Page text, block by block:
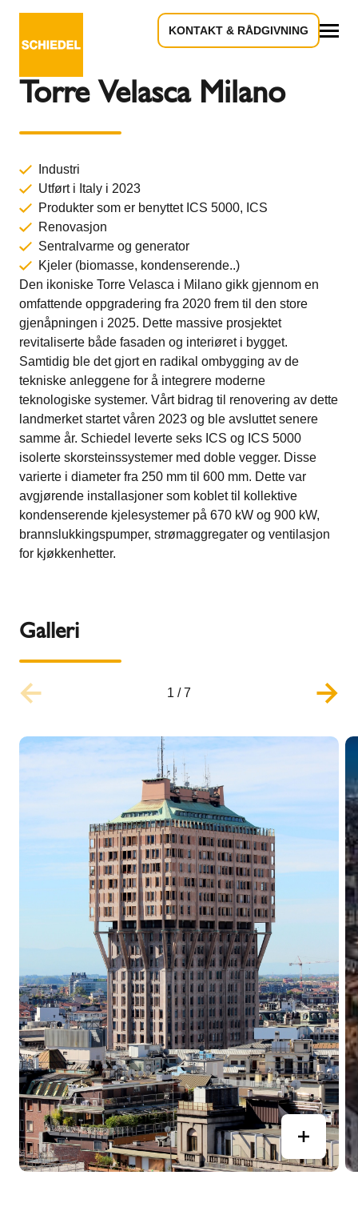
KONTAKT & RÅDGIVNING
Torre Velasca Milano
Industri
Utført i Italy i 2023
Produkter som er benyttet ICS 5000, ICS
Renovasjon
Sentralvarme og generator
Kjeler (biomasse, kondenserende..)
Den ikoniske Torre Velasca i Milano gikk gjennom en
omfattende oppgradering fra 2020 frem til den store
gjenåpningen i 2025. Dette massive prosjektet
revitaliserte både fasaden og interiøret i bygget.
Samtidig ble det gjort en radikal ombygging av de
tekniske anleggene for å integrere moderne
teknologiske systemer. Vårt bidrag til renovering av dette
landmerket startet våren 2023 og ble avsluttet senere
samme år. Schiedel leverte seks ICS og ICS 5000
isolerte skorsteinssystemer med doble vegger. Disse
varierte i diameter fra 250 mm til 600 mm. Dette var
avgjørende installasjoner som koblet til kollektive
kondenserende kjelesystemer på 670 kW og 900 kW,
brannslukkingspumper, strømaggregater og ventilasjon
for kjøkkenhetter.
Galleri
1 /7